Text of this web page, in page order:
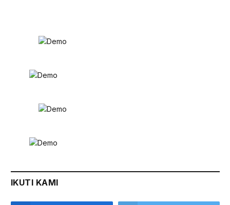
IKUTI KAMI